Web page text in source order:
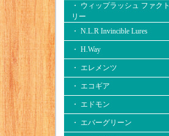
・ ウィップラッシュ ファクト
リー
・ N.L.R Invincible Lures
・ H.Way
・ エレメンツ
・ エコギア
・ エドモン
・ エバーグリーン